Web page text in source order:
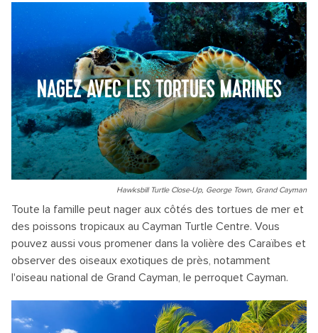
NAGEZ AVEC LES TORTUES MARINES
Hawksbill Turtle Close-Up, George Town, Grand Cayman
Toute la famille peut nager aux côtés des tortues de mer et
des poissons tropicaux au Cayman Turtle Centre. Vous
pouvez aussi vous promener dans la volière des Caraïbes et
observer des oiseaux exotiques de près, notamment
l'oiseau national de Grand Cayman, le perroquet Cayman.